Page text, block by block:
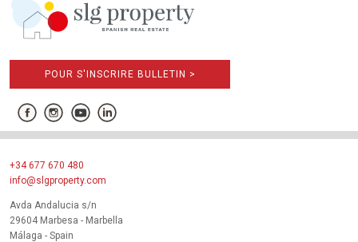
POUR S'INSCRIRE BULLETIN >
+34 677 670 480
info@slgproperty.com
Avda Andalucia s/n
29604 Marbesa - Marbella
Málaga - Spain